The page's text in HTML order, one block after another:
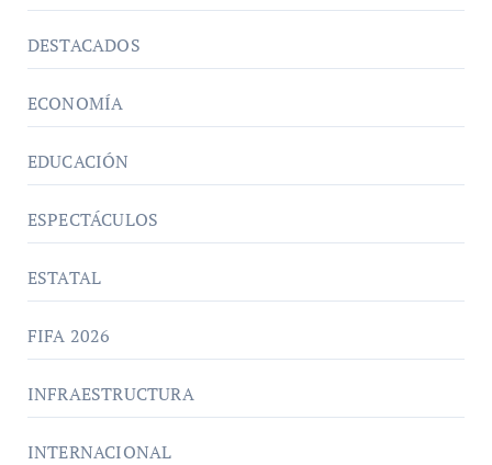
DESTACADOS
ECONOMÍA
EDUCACIÓN
ESPECTÁCULOS
ESTATAL
FIFA 2026
INFRAESTRUCTURA
INTERNACIONAL